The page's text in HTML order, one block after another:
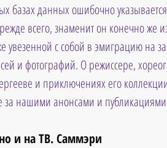
базах данных ошибочно
всего, знаменит он конечно же
увезенной с собой в эмиграцию на
и фотографий. О режиссере,
и приключениях его
за нашими анонсами и
и на ТВ. Саммэри